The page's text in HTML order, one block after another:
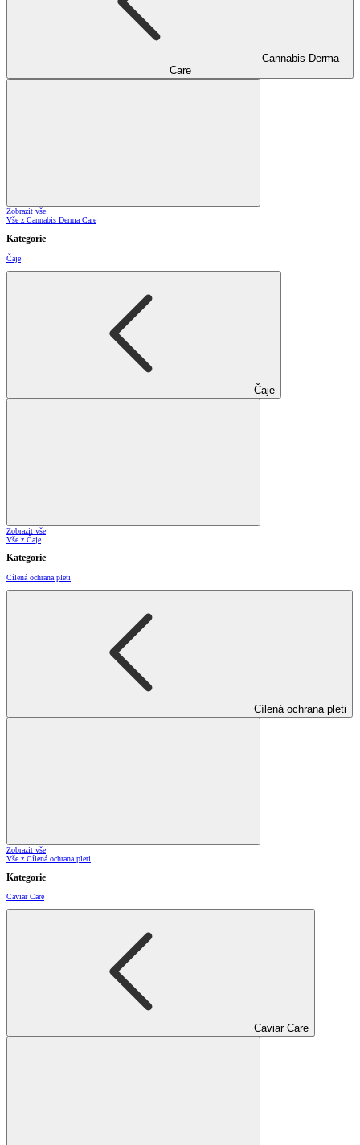
Cannabis Derma
Care
Zobrazit vše
Vše z Cannabis Derma Care
Kategorie
Čaje
Čaje
Zobrazit vše
Vše z Čaje
Kategorie
Cílená ochrana pleti
Cílená ochrana pleti
Zobrazit vše
Vše z Cílená ochrana pleti
Kategorie
Caviar Care
Caviar Care